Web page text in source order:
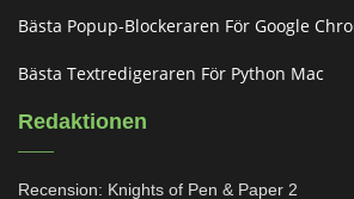
Bästa Popup-Blockeraren För Google
Bästa Textredigeraren För Python Mac
Redaktionen
Recension: Knights of Pen & Paper 2